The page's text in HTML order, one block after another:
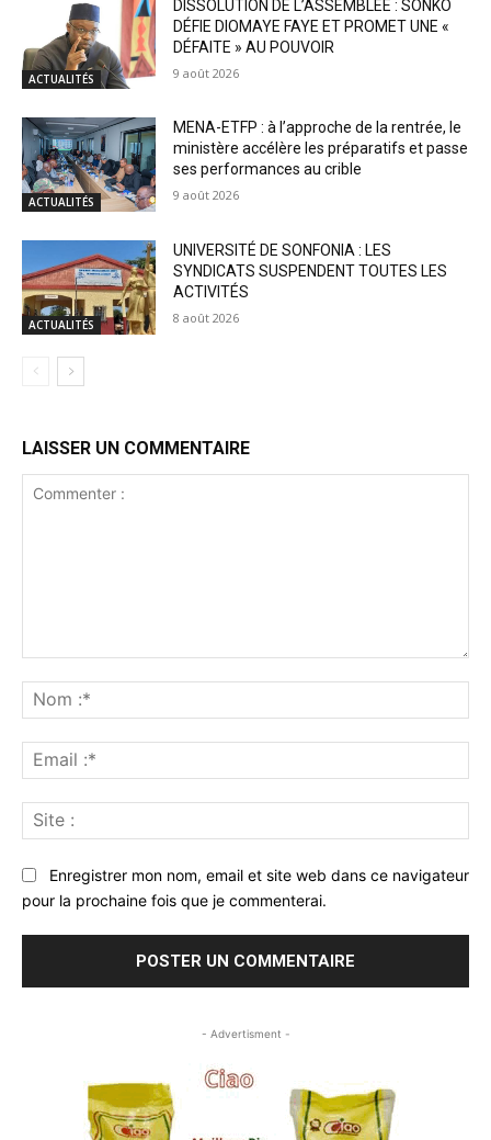
ACTUALITÉS
DISSOLUTION DE L’ASSEMBLÉE : SONKO
DÉFIE DIOMAYE FAYE ET PROMET UNE «
DÉFAITE » AU POUVOIR
9 août 2026
ACTUALITÉS
MENA-ETFP : à l’approche de la rentrée, le
ministère accélère les préparatifs et passe
ses performances au crible
9 août 2026
ACTUALITÉS
UNIVERSITÉ DE SONFONIA : LES
SYNDICATS SUSPENDENT TOUTES LES
ACTIVITÉS
8 août 2026
LAISSER UN COMMENTAIRE
:*
:*
:
Enregistrer mon nom, email et site web dans ce navigateur
pour la prochaine fois que je commenterai.
- Advertisment -